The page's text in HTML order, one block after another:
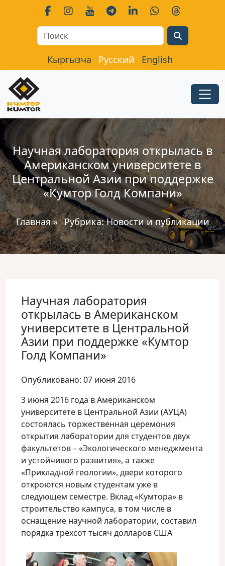
Кыргызча Русский English
Научная лаборатория открылась в
Американском университете в
Центральной Азии при поддержке
«Кумтор Голд Компани»
Главная» Рубрика:Новости и публикации
Научная лаборатория
открылась в Американском
университете в Центральной
Азии при поддержке «Кумтор
Голд Компани»
Опубликовано: 07 июня 2016
3 июня 2016 года в Американском
университете в Центральной Азии (АУЦА)
состоялась торжественная церемония
открытия лаборатории для студентов двух
факультетов – «Экологического менеджмента
и устойчивого развития», а также
«Прикладной геологии», двери которого
откроются новым студентам уже в
следующем семестре. Вклад «Кумтора» в
строительство кампуса, в том числе в
оснащение научной лаборатории, составил
порядка трехсот тысяч долларов США